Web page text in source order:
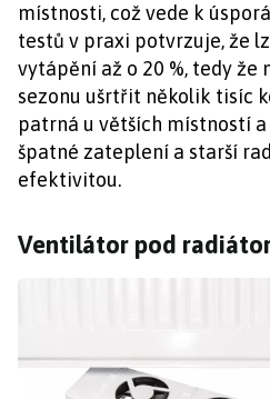
místnosti, což vede k
testů v praxi potvrzuje, že
vytápění až o 20 %, tedy
sezonu ušrtřit několik tisíc
patrná u větších místností
špatné zateplení a starší
efektivitou.
Ventilátor pod